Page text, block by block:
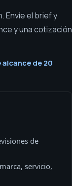
Envíe el brief y
y una cotización
alcance de 20
de
servicio,